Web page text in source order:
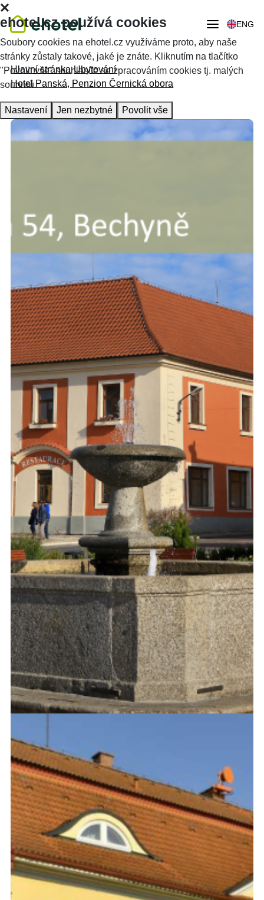
ENG
Hlavní stránka Ubytování
Hotel Panská, Penzion Černická obora
ehotel.cz používá cookies
Soubory cookies na ehotel.cz využíváme proto, aby naše
stránky zůstaly takové, jaké je znáte. Kliknutím na tlačítko
"Povolit vše" souhlasíte se zpracováním cookies tj. malých
souborů.
Nastavení Jen nezbytné Povolit vše